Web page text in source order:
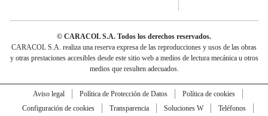
© CARACOL S.A. Todos los derechos reservados.
CARACOL S.A. realiza una reserva expresa de las reproducciones y usos de las obras
y otras prestaciones accesibles desde este sitio web a medios de lectura mecánica u otros
medios que resulten adecuados.
Aviso legal Política de Protección de Datos
Política de cookies
Configuración de cookies
Transparencia Soluciones W
Teléfonos